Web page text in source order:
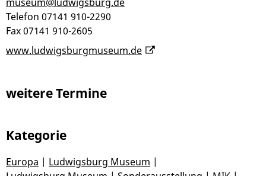
Telefon 07141 910-2290
Fax07141 910-2605
www.ludwigsburgmuseum.de
weitere Termine
Kategorie
Europa | Ludwigsburg Museum |